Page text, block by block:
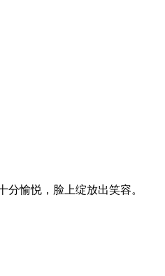
愉悦，脸上绽放出笑容。